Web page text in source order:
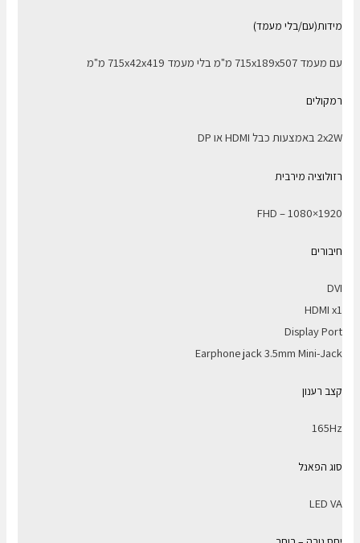
מידות(עם/בלי מעמד)
עם מעמד 715x189x507 מ"מ בלי מעמד 715x42x419 מ"מ
רמקולים
2x2W באמצעות כבל HDMI או DP
רזולוציה מירבית
1920×1080 – FHD
חיבורים
DVI
HDMI x1
Display Port
Earphone jack 3.5mm Mini-Jack
קצב רענון
165Hz
סוג הפאנל
LED VA